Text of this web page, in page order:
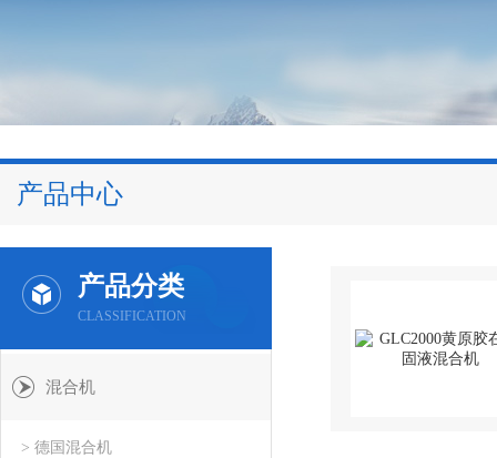
产品中心
产品分类
CLASSIFICATION
混合机
> 德国混合机